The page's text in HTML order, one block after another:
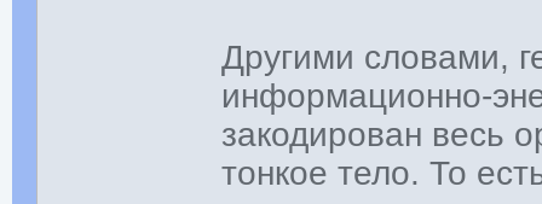
Другими словами,
информационно-
закодирован весь
тонкое тело. То